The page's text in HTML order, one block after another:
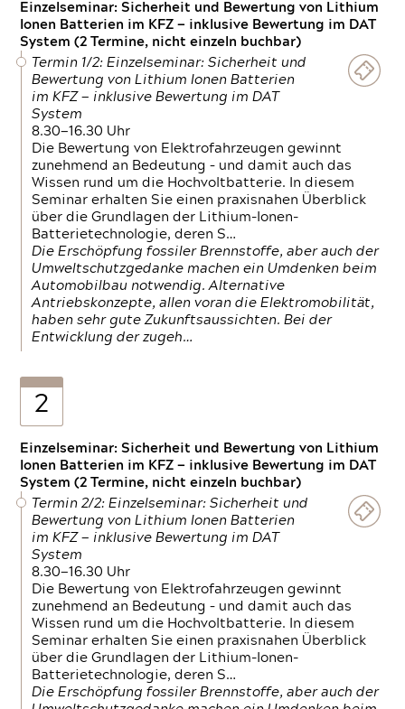
Einzelseminar: Sicherheit und Bewertung von Lithium
Ionen Batterien im KFZ — inklusive Bewertung im DAT
System (2 Termine, nicht einzeln buchbar)
Termin 1/2: Einzelseminar: Sicherheit und
Bewertung von Lithium Ionen Batterien
im KFZ — inklusive Bewertung im DAT
System
8.30—16.30 Uhr
Die Bewertung von Elektrofahrzeugen gewinnt
zunehmend an Bedeutung – und damit auch das
Wissen rund um die Hochvoltbatterie. In diesem
Seminar erhalten Sie einen praxisnahen Überblick
über die Grundlagen der Lithium-Ionen-
Batterietechnologie, deren S…
Die Erschöpfung fossiler Brennstoffe, aber auch der
Umweltschutzgedanke machen ein Umdenken beim
Automobilbau notwendig. Alternative
Antriebskonzepte, allen voran die Elektromobilität,
haben sehr gute Zukunftsaussichten. Bei der
Entwicklung der zugeh…
2
Einzelseminar: Sicherheit und Bewertung von Lithium
Ionen Batterien im KFZ — inklusive Bewertung im DAT
System (2 Termine, nicht einzeln buchbar)
Termin 2/2: Einzelseminar: Sicherheit und
Bewertung von Lithium Ionen Batterien
im KFZ — inklusive Bewertung im DAT
System
8.30—16.30 Uhr
Die Bewertung von Elektrofahrzeugen gewinnt
zunehmend an Bedeutung – und damit auch das
Wissen rund um die Hochvoltbatterie. In diesem
Seminar erhalten Sie einen praxisnahen Überblick
über die Grundlagen der Lithium-Ionen-
Batterietechnologie, deren S…
Die Erschöpfung fossiler Brennstoffe, aber auch der